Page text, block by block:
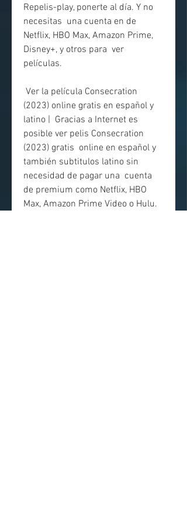
Repelis-play, ponerte al día. Y no
necesitas  una cuenta en de
Netflix, HBO Max, Amazon Prime,
Disney+, y otros para  ver
películas.
(2023) online gratis en español y
latino |  Gracias a Internet es
posible ver pelis Consecration
(2023) gratis  online en español y
también subtitulos latino sin
necesidad de pagar una  cuenta
de premium como Netflix, HBO
Max, Amazon Prime Video o Hulu.